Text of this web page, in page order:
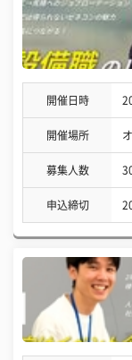
開催日時
開催場所
募集人数
申込締切